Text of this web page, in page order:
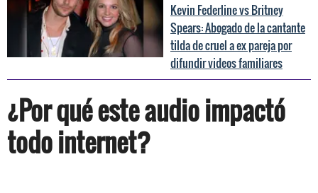
Kevin Federline vs Britney
Spears: Abogado de la cantante
tilda de cruel a ex pareja por
difundir videos familiares
¿Por qué este audio impactó
todo internet?